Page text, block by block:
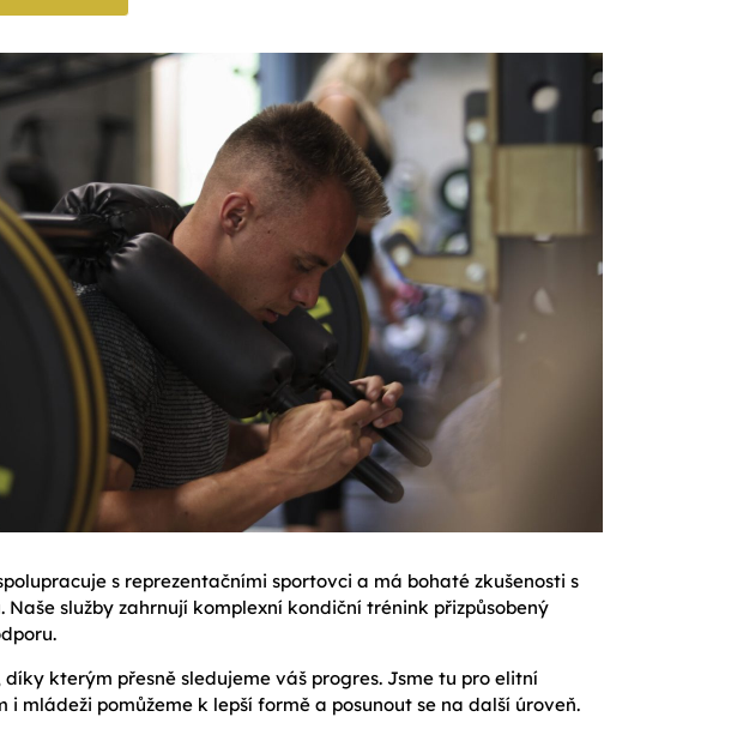
s reprezentačními sportovci a má bohaté zkušenosti s
služby zahrnují komplexní kondiční trénink přizpůsobený
kterým přesně sledujeme váš progres. Jsme tu pro elitní
mládeži pomůžeme k lepší formě a posunout se na další úroveň.